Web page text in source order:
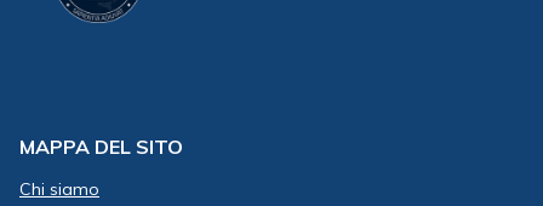
MAPPA DEL SITO
Chi siamo